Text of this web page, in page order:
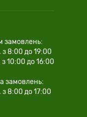
замовлень:
8:00 до 19:00
10:00 до 16:00
замовлень:
8:00 до 17:00